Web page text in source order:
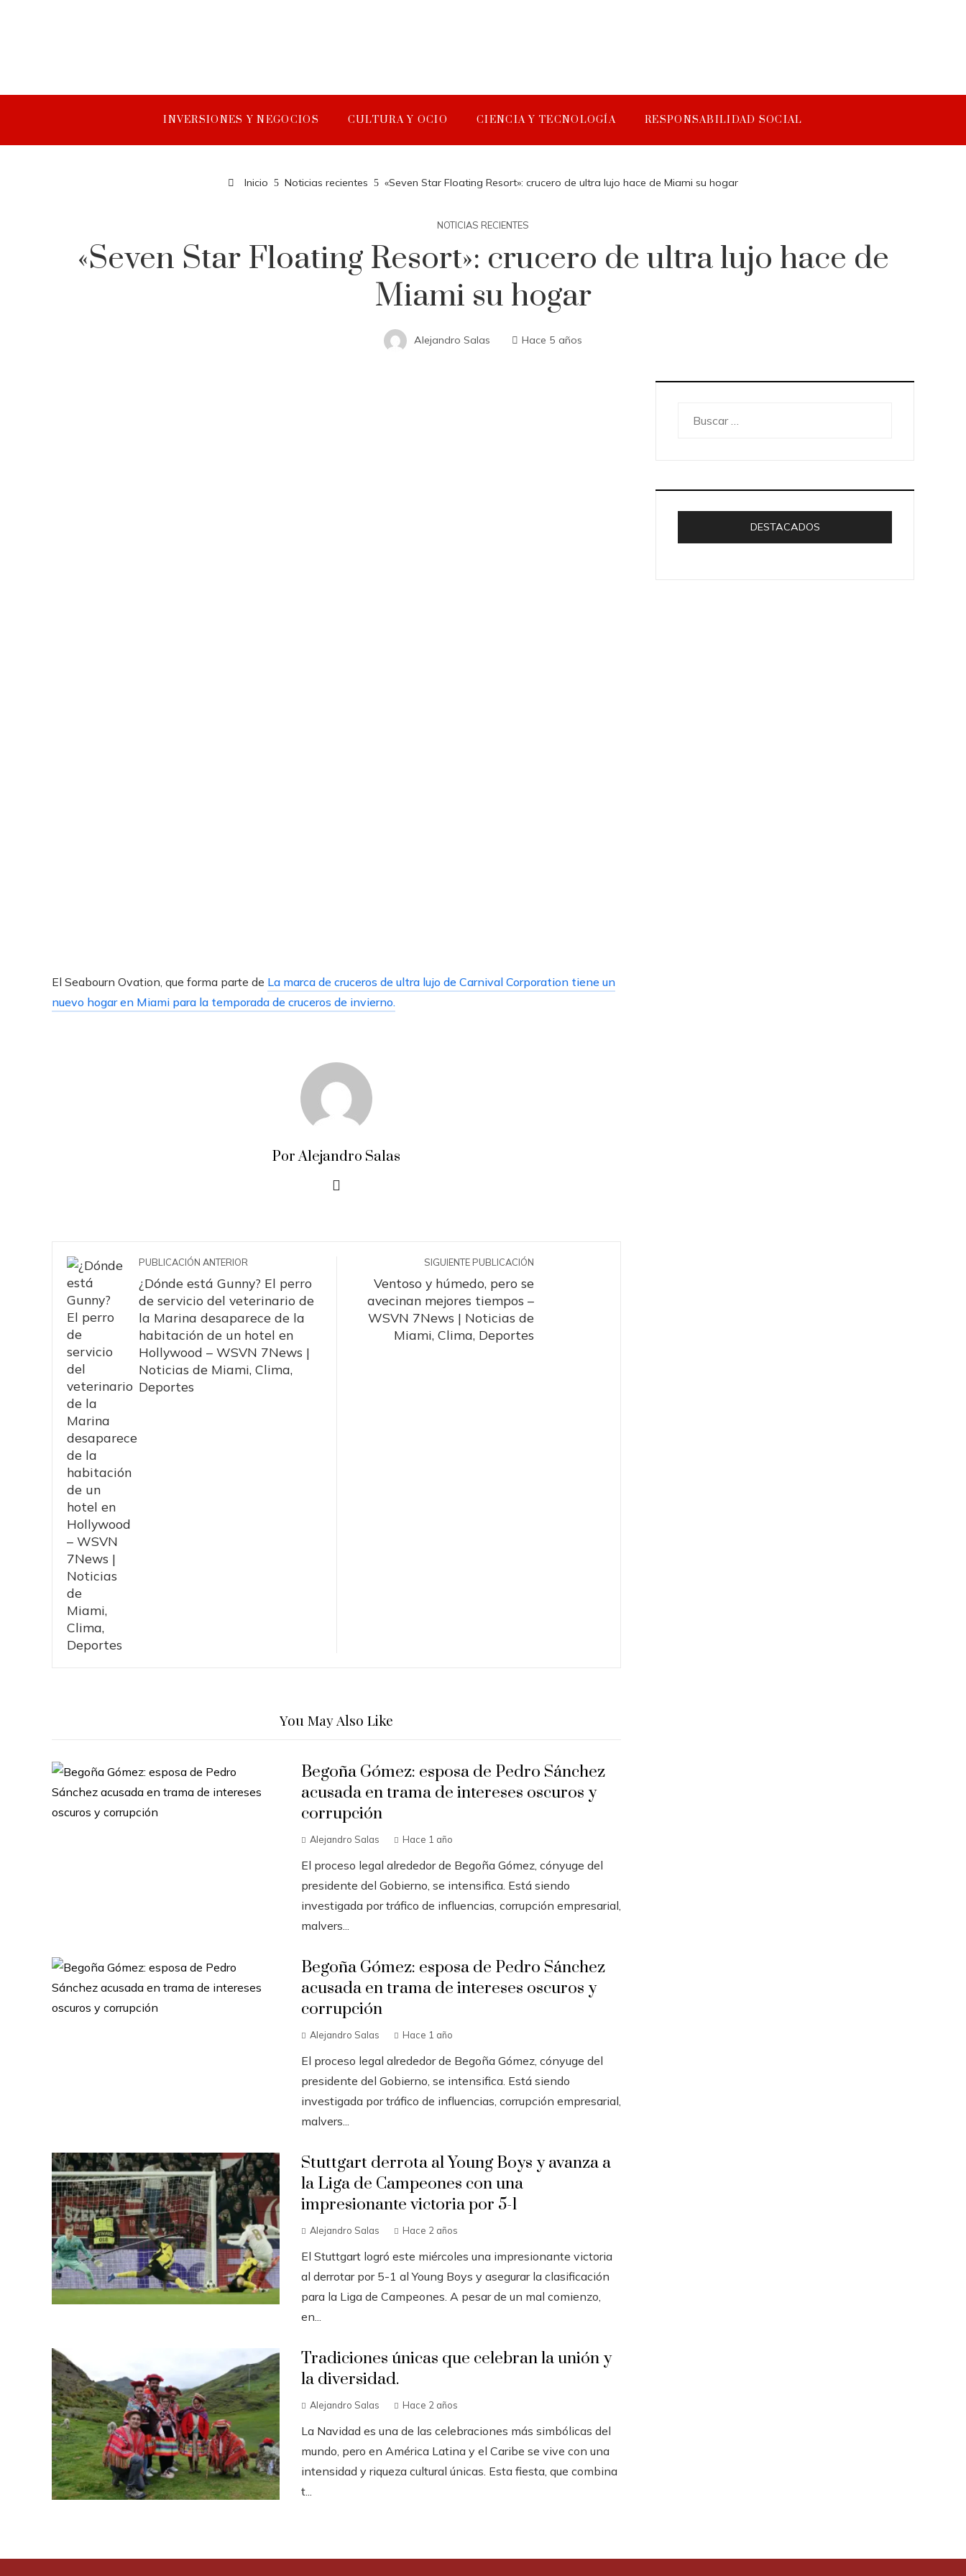
INVERSIONES Y NEGOCIOS CULTURA Y OCIO CIENCIA Y TECNOLOGÍA RESPONSABILIDAD SOCIAL
Inicio Noticias recientes «Seven Star Floating Resort»: crucero de ultra lujo hace de Miami su hogar
NOTICIAS RECIENTES
«Seven Star Floating Resort»: crucero de ultra lujo hace de
Miami su hogar
Alejandro Salas Hace 5 años
El Seabourn Ovation, que forma parte de La marca de cruceros de ultra lujo de Carnival Corporation tiene un
nuevo hogar en Miami para la temporada de cruceros de invierno.
Por Alejandro Salas
PUBLICACIÓN ANTERIOR
¿Dónde está Gunny? El perro
de servicio del veterinario de
la Marina desaparece de la
habitación de un hotel en
Hollywood – WSVN 7News |
Noticias de Miami, Clima,
Deportes
SIGUIENTE PUBLICACIÓN
Ventoso y húmedo, pero se
avecinan mejores tiempos –
WSVN 7News | Noticias de
Miami, Clima, Deportes
You May Also Like
Begoña Gómez: esposa de Pedro Sánchez
acusada en trama de intereses oscuros y
corrupción
Alejandro Salas Hace 1 año
El proceso legal alrededor de Begoña Gómez, cónyuge del
presidente del Gobierno, se intensifica. Está siendo
investigada por tráfico de influencias, corrupción empresarial,
malvers...
Begoña Gómez: esposa de Pedro Sánchez
acusada en trama de intereses oscuros y
corrupción
Alejandro Salas Hace 1 año
El proceso legal alrededor de Begoña Gómez, cónyuge del
presidente del Gobierno, se intensifica. Está siendo
investigada por tráfico de influencias, corrupción empresarial,
malvers...
Stuttgart derrota al Young Boys y avanza a
la Liga de Campeones con una
impresionante victoria por 5-1
Alejandro Salas Hace 2 años
El Stuttgart logró este miércoles una impresionante victoria
al derrotar por 5-1 al Young Boys y asegurar la clasificación
para la Liga de Campeones. A pesar de un mal comienzo,
en...
Tradiciones únicas que celebran la unión y
la diversidad.
Alejandro Salas Hace 2 años
La Navidad es una de las celebraciones más simbólicas del
mundo, pero en América Latina y el Caribe se vive con una
intensidad y riqueza cultural únicas. Esta fiesta, que combina
t...
DESTACADOS